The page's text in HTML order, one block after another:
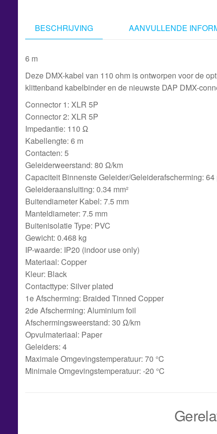
BESCHRIJVING AANVULLENDE
6 m
Deze DMX-kabel van 110 ohm is ontworpen voor de
klittenband kabelbinder en de nieuwste DAP DMX-
Connector 1: XLR 5P
Connector 2: XLR 5P
Impedantie: 110 Ω
Kabellengte: 6 m
Contacten: 5
Geleiderweerstand: 80 Ω/km
Capaciteit Binnenste Geleider/Geleiderafscherming: 64
Geleideraansluiting: 0.34 mm²
Buitendiameter Kabel: 7.5 mm
Manteldiameter: 7.5 mm
Buitenisolatie Type: PVC
Gewicht: 0.468 kg
IP-waarde: IP20 (indoor use only)
Materiaal: Copper
Kleur: Black
Contacttype: Silver plated
1e Afscherming: Braided Tinned Copper
2de Afscherming: Aluminium foil
Afschermingsweerstand: 30 Ω/km
Opvulmateriaal: Paper
Geleiders: 4
Maximale Omgevingstemperatuur: 70 °C
Minimale Omgevingstemperatuur: -20 °C